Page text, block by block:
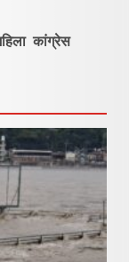
कांग्रेस